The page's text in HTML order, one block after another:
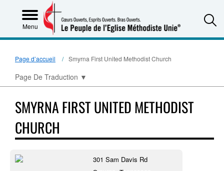
Menu
Page d’accueil Smyrna First United Methodist Church
Page De Traduction ▼
SMYRNA FIRST UNITED METHODIST
CHURCH
301 Sam Davis Rd